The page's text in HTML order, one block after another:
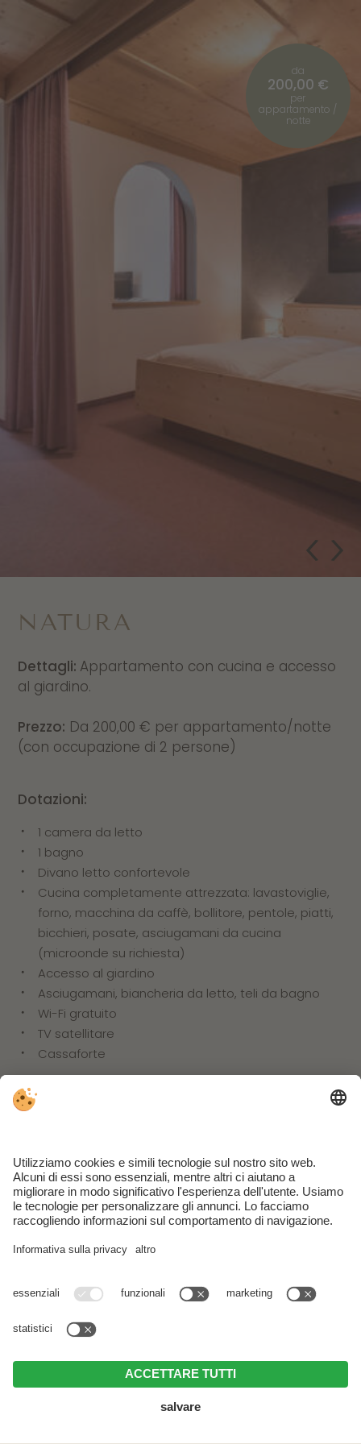
da
200,00 €
per
appartamento /
notte
NATURA
Dettagli: Appartamento con cucina e accesso
al giardino.
Prezzo: Da 200,00 € per appartamento/notte
(con occupazione di 2 persone)
Dotazioni:
1 camera da letto
1 bagno
Divano letto confortevole
Cucina completamente attrezzata: lavastoviglie,
forno, macchina da caffè, bollitore, pentole, piatti,
bicchieri, posate, asciugamani da cucina
(microonde su richiesta)
Accesso al giardino
Asciugamani, biancheria da letto, teli da bagno
Wi-Fi gratuito
TV satellitare
Cassaforte
Inclusi nel prezzo:
Asciugamani per la piscina e teli per la sauna
Biancheria da letto e asciugamani
Accappatoio (su richiesta e con versamento di
5,00 € di cauzione)
Elettricità e riscaldamento
Prato con mobili da giardino
Una pulizia a partire da 2 settimane di soggiorno
Su richiesta (e a pagamento):
Uso di lavatrice e asciugatrice